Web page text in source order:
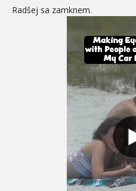
Radšej sa zamknem.